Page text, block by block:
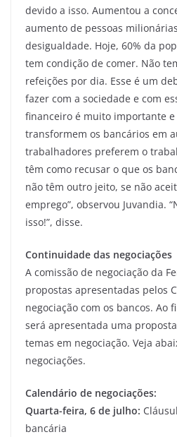
devido a isso. Aumentou a
aumento de pessoas
desigualdade. Hoje, 60% da
tem condição de comer. Não
refeições por dia. Esse é um
fazer com a sociedade e com
financeiro é muito importante
transformem os bancários em
trabalhadores preferem o
têm como recusar o que os
não têm outro jeito, se não
emprego”, observou Juvandia.
isso!”, disse.
Continuidade das negociações
A comissão de negociação da
propostas apresentadas pelos
negociação com os bancos. Ao
será apresentada uma
temas em negociação. Veja
negociações.
Calendário de negociações:
Quarta-feira, 6 de julho:
bancária